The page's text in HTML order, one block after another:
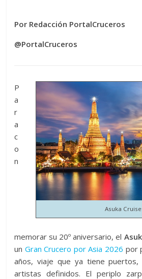
Por Redacción PortalCruceros
@PortalCruceros
Asuka
P
a
r
a
c
o
n
memorar su 20º aniversario, el
un Gran Crucero por Asia 2026 por
años, viaje que ya tiene
artistas definidos. El periplo